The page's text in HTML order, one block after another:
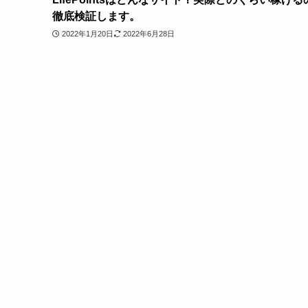
徹底検証します。
2022年1月20日 2022年6月28日